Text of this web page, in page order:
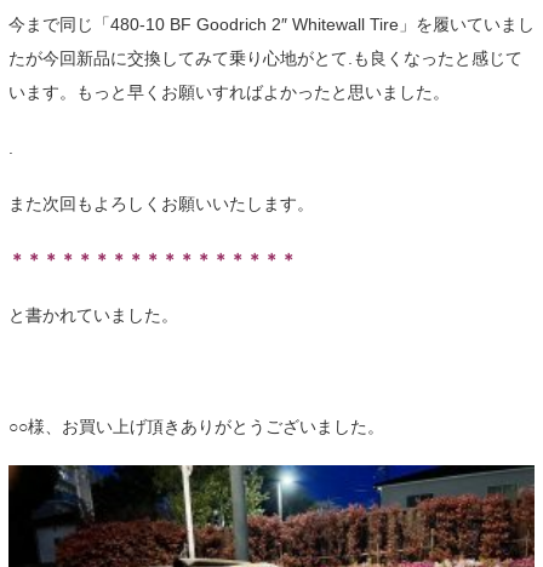
今まで同じ「480-10 BF Goodrich 2″ Whitewall Tire」を履いていまし
たが今回新品に交換してみて乗り心地がとて.も良くなったと感じて
います。もっと早くお願いすればよかったと思いました。
また次回もよろしくお願いいたします。
＊＊＊＊＊＊＊＊＊＊＊＊＊＊＊＊＊
と書かれていました。
○○様、お買い上げ頂きありがとうございました。